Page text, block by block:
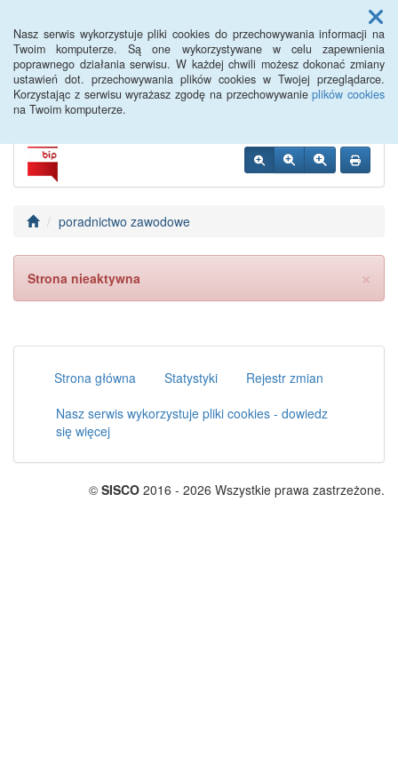
Nasz serwis wykorzystuje pliki cookies do przechowywania informacji na
Twoim komputerze. Są one wykorzystywane w celu zapewnienia
poprawnego działania serwisu. W każdej chwili możesz dokonać zmiany
ustawień dot. przechowywania plików cookies w Twojej przeglądarce.
Korzystając z serwisu wyrażasz zgodę na przechowywanieplików cookies
na Twoim komputerze.
Menu
Siemiatycze PUP
poradnictwo zawodowe
×
Strona nieaktywna
Strona główna Statystyki
Rejestr zmian
Nasz serwis wykorzystuje pliki cookies - dowiedz
się więcej
© SISCO 2016 - 2026 Wszystkie prawa zastrzeżone.